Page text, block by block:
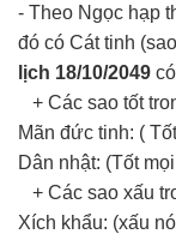
- Theo Ngọc hạp
đó có Cát tinh
lịch 18/10/2049
+ Các sao tốt
Mãn đức tinh: (
Dân nhật: (Tốt
+ Các sao xấu
Xích khẩu: (xấu